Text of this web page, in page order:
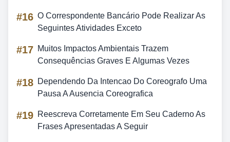
#16 O Correspondente Bancário Pode Realizar As
Seguintes Atividades Exceto
#17 Muitos Impactos Ambientais Trazem
Consequências Graves E Algumas Vezes
#18 Dependendo Da Intencao Do Coreografo Uma
Pausa A Ausencia Coreografica
#19 Reescreva Corretamente Em Seu Caderno As
Frases Apresentadas A Seguir